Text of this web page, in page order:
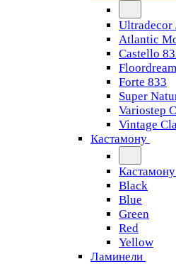
Ultradecor
Atlantic
Castello
Forte 833
Super
Variostep
Vintage
Кастамону
Кастамону
Black
Blue
Green
Red
Yellow
Ламинели